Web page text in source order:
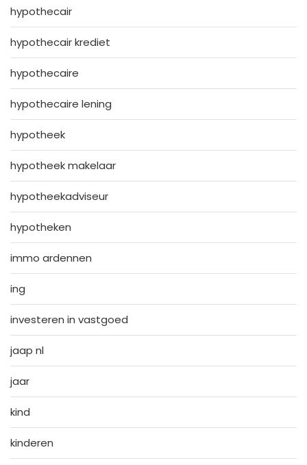
hypothecair
hypothecair krediet
hypothecaire
hypothecaire lening
hypotheek
hypotheek makelaar
hypotheekadviseur
hypotheken
immo ardennen
ing
investeren in vastgoed
jaap nl
jaar
kind
kinderen